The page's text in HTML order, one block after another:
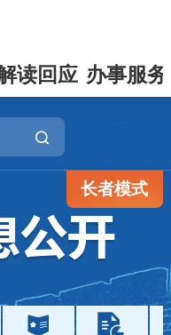
读回应 办事服务
长者模式